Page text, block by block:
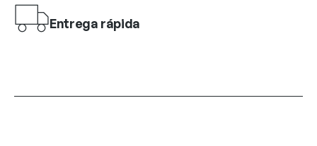
Entrega rápida